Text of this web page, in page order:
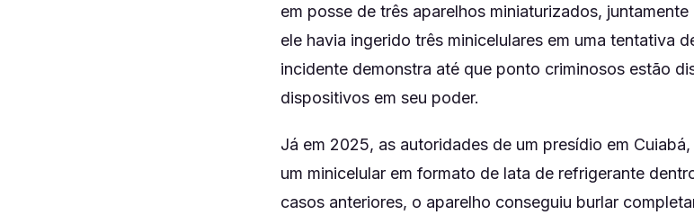
em posse de três aparelhos miniaturizados,
ele havia ingerido três minicelulares em uma tentativa
incidente demonstra até que ponto criminosos estão
dispositivos em seu poder.
Já em 2025, as autoridades de um presídio em
um minicelular em formato de lata de refrigerante
casos anteriores, o aparelho conseguiu burlar